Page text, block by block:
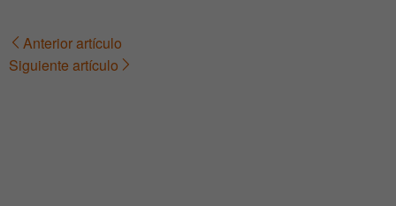
Navegación
Anterior artículo
Siguiente artículo